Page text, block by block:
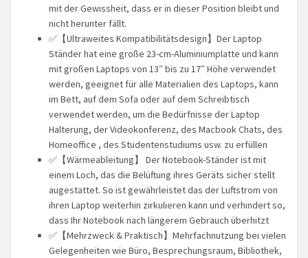
mit der Gewissheit, dass er in dieser Position bleibt und
nicht herunter fällt.
✅【Ultraweites Kompatibilitätsdesign】Der Laptop
Ständer hat eine große 23-cm-Aluminiumplatte und kann
mit großen Laptops von 13″ bis zu 17″ Höhe verwendet
werden, geeignet für alle Materialien des Laptops, kann
im Bett, auf dem Sofa oder auf dem Schreibtisch
verwendet werden, um die Bedürfnisse der Laptop
Halterung, der Videokonferenz, des Macbook Chats, des
Homeoffice , des Studentenstudiums usw. zu erfüllen
✅【Wärmeableitung】 Der Notebook-Ständer ist mit
einem Loch, das die Belüftung ihres Geräts sicher stellt
augestattet. So ist gewährleistet das der Luftstrom von
ihren Laptop weiterhin zirkulieren kann und verhindert so,
dass Ihr Notebook nach längerem Gebrauch überhitzt
✅【Mehrzweck & Praktisch】Mehrfachnutzung bei vielen
Gelegenheiten wie Büro, Besprechungsraum, Bibliothek,